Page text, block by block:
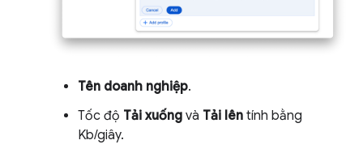
Tên doanh nghiệp.
Tốc độ Tải xuống và Tải lên tính bằng
Kb/giây.